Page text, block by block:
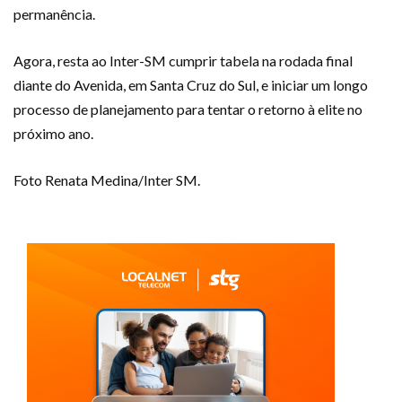
permanência.
Agora, resta ao Inter-SM cumprir tabela na rodada final
diante do Avenida, em Santa Cruz do Sul, e iniciar um longo
processo de planejamento para tentar o retorno à elite no
próximo ano.
Foto Renata Medina/Inter SM.